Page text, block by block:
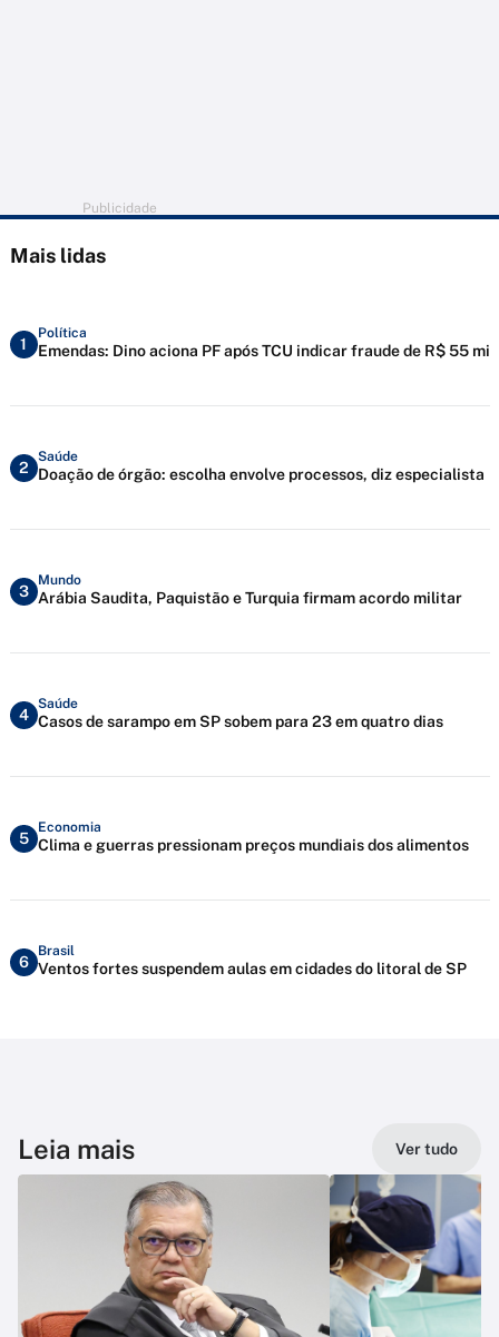
Publicidade
Mais lidas
1
Política
Emendas: Dino aciona PF após TCU indicar fraude de R$ 55 mi
2
Saúde
Doação de órgão: escolha envolve processos, diz especialista
3
Mundo
Arábia Saudita, Paquistão e Turquia firmam acordo militar
4
Saúde
Casos de sarampo em SP sobem para 23 em quatro dias
5
Economia
Clima e guerras pressionam preços mundiais dos alimentos
6
Brasil
Ventos fortes suspendem aulas em cidades do litoral de SP
Leia mais Ver tudo